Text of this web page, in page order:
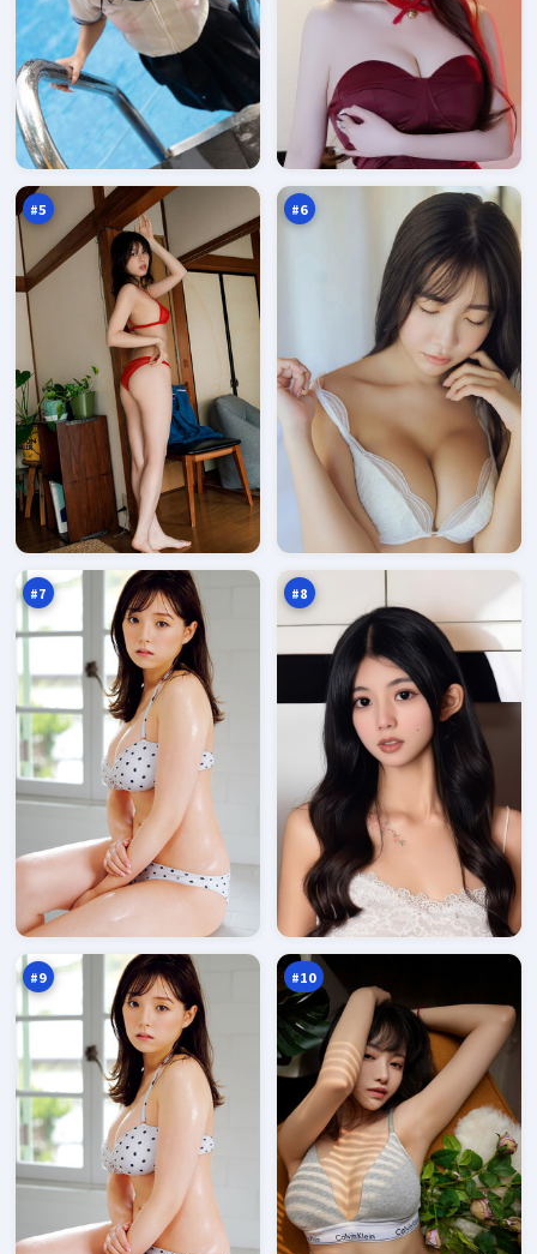
#5
白
沙
默
示
录
96
万
#6
追
凶万
#7
旧
街
征
95
万
#8
赤
焰
词万
#9
任
务
94
万
#10
擎
94
万